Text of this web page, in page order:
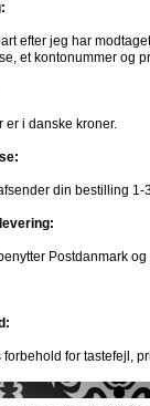
efter jeg har
et kontonummer og
er i danske kroner.
din bestilling
Postdanmark
forbehold for tastefejl,